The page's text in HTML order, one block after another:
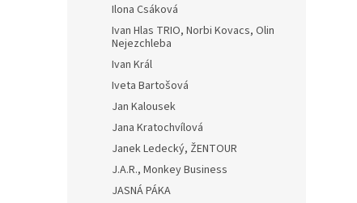
Ilona Csáková
Ivan Hlas TRIO, Norbi Kovacs, Olin
Nejezchleba
Ivan Král
Iveta Bartošová
Jan Kalousek
Jana Kratochvílová
Janek Ledecký, ŽENTOUR
J.A.R., Monkey Business
JASNÁ PÁKA